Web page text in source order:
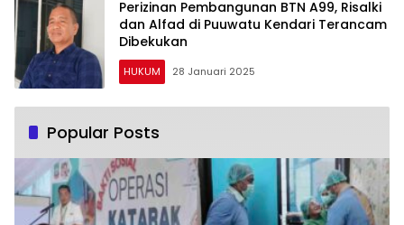
Perizinan Pembangunan BTN A99, Risalki
dan Alfad di Puuwatu Kendari Terancam
Dibekukan
HUKUM 28 Januari 2025
Popular Posts